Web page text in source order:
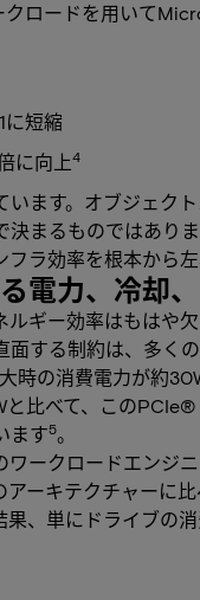
ロードを用いて
に短縮
に向上4
ます。オブジェク
まるものではあり
ラ効率を根本から左
電力、冷却
ギー効率はもはや
する制約は、多く
時の消費電力が約
比べて、この
ます5。
ークロードエンジ
ーキテクチャーに
、単にドライブの